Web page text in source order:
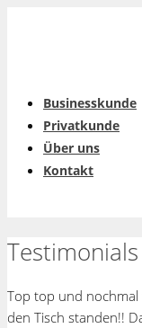
Businesskunde
Privatkunde
Über uns
Kontakt
Testimonials
Top top und nochmal
den Tisch standen!!